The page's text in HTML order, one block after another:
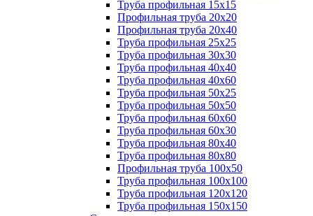
Труба профильная 15х15
Профильная труба 20х20
Профильная труба 20х40
Труба профильная 25х25
Труба профильная 30x30
Труба профильная 40х40
Труба профильная 40х60
Труба профильная 50х25
Труба профильная 50х50
Труба профильная 60x60
Труба профильная 60х30
Труба профильная 80х40
Труба профильная 80х80
Профильная труба 100х50
Труба профильная 100х100
Труба профильная 120х120
Труба профильная 150х150